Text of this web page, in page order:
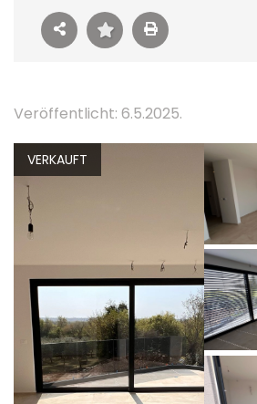
Veröffentlicht: 6.5.2025.
VERKAUFT